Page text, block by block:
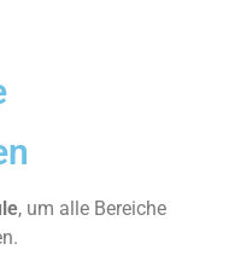
, um alle Bereiche